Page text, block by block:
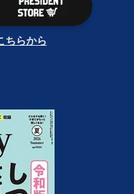
ちらから